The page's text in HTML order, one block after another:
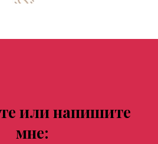
или напишите
мне: